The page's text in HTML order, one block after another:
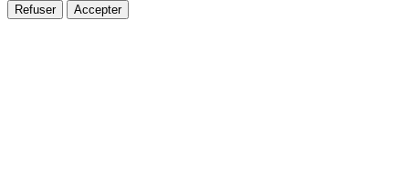
Refuser Accepter